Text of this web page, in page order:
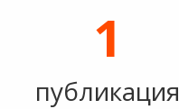
1
публикация